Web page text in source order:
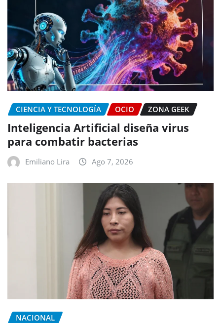
CIENCIA Y TECNOLOGÍA OCIO ZONA GEEK
Inteligencia Artificial diseña virus
para combatir bacterias
Emiliano Lira Ago 7, 2026
NACIONAL